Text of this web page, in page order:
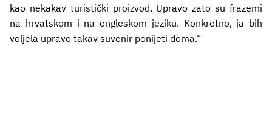
kao nekakav turistički proizvod. Upravo zato su frazemi
na hrvatskom i na engleskom jeziku. Konkretno, ja bih
voljela upravo takav suvenir ponijeti doma.“